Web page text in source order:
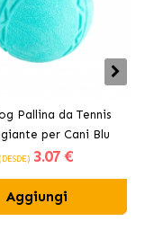
Pallina da Tennis
per Cani Blu
(DESDE) 3.07 €
Aggiungi